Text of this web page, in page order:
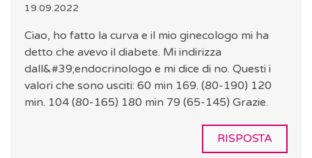
19.09.2022
Ciao, ho fatto la curva e il mio ginecologo mi ha
detto che avevo il diabete. Mi indirizza
dall&#39;endocrinologo e mi dice di no. Questi i
valori che sono usciti: 60 min 169. (80-190) 120
min. 104 (80-165) 180 min 79 (65-145) Grazie.
RISPOSTA